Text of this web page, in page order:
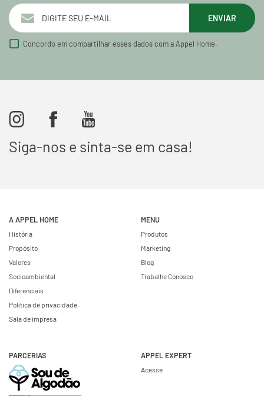
ENVIAR
Concordo em compartilhar esses dados com a Appel Home.
Siga-nos e sinta-se em casa!
A APPEL HOME
História
Propósito
Valores
Socioambiental
Diferenciais
Política de privacidade
Sala de impresa
MENU
Produtos
Marketing
Blog
Trabalhe Conosco
PARCERIAS APPEL EXPERT
Acesse